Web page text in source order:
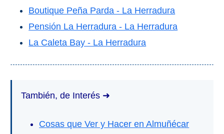
Boutique Peña Parda - La Herradura
Pensión La Herradura - La Herradura
La Caleta Bay - La Herradura
También, de Interés ➜
Cosas que Ver y Hacer en Almuñécar